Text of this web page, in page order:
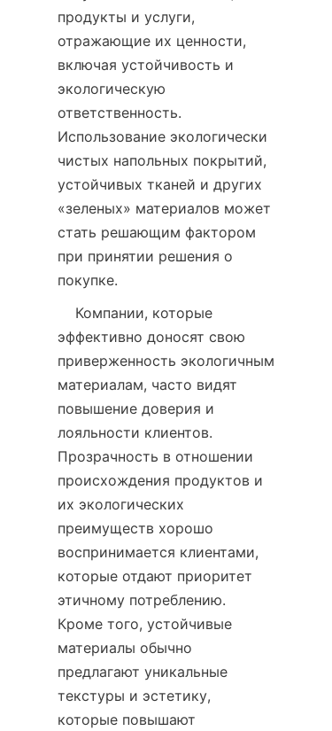
продукты и услуги,
отражающие их ценности,
включая устойчивость и
экологическую
ответственность.
Использование экологически
чистых напольных покрытий,
устойчивых тканей и других
«зеленых» материалов может
стать решающим фактором
при принятии решения о
эффективно доносят свою
приверженность экологичным
материалам, часто видят
повышение доверия и
лояльности клиентов.
Прозрачность в отношении
происхождения продуктов и
их экологических
преимуществ хорошо
воспринимается клиентами,
которые отдают приоритет
этичному потреблению.
Кроме того, устойчивые
материалы обычно
предлагают уникальные
текстуры и эстетику,
которые повышают